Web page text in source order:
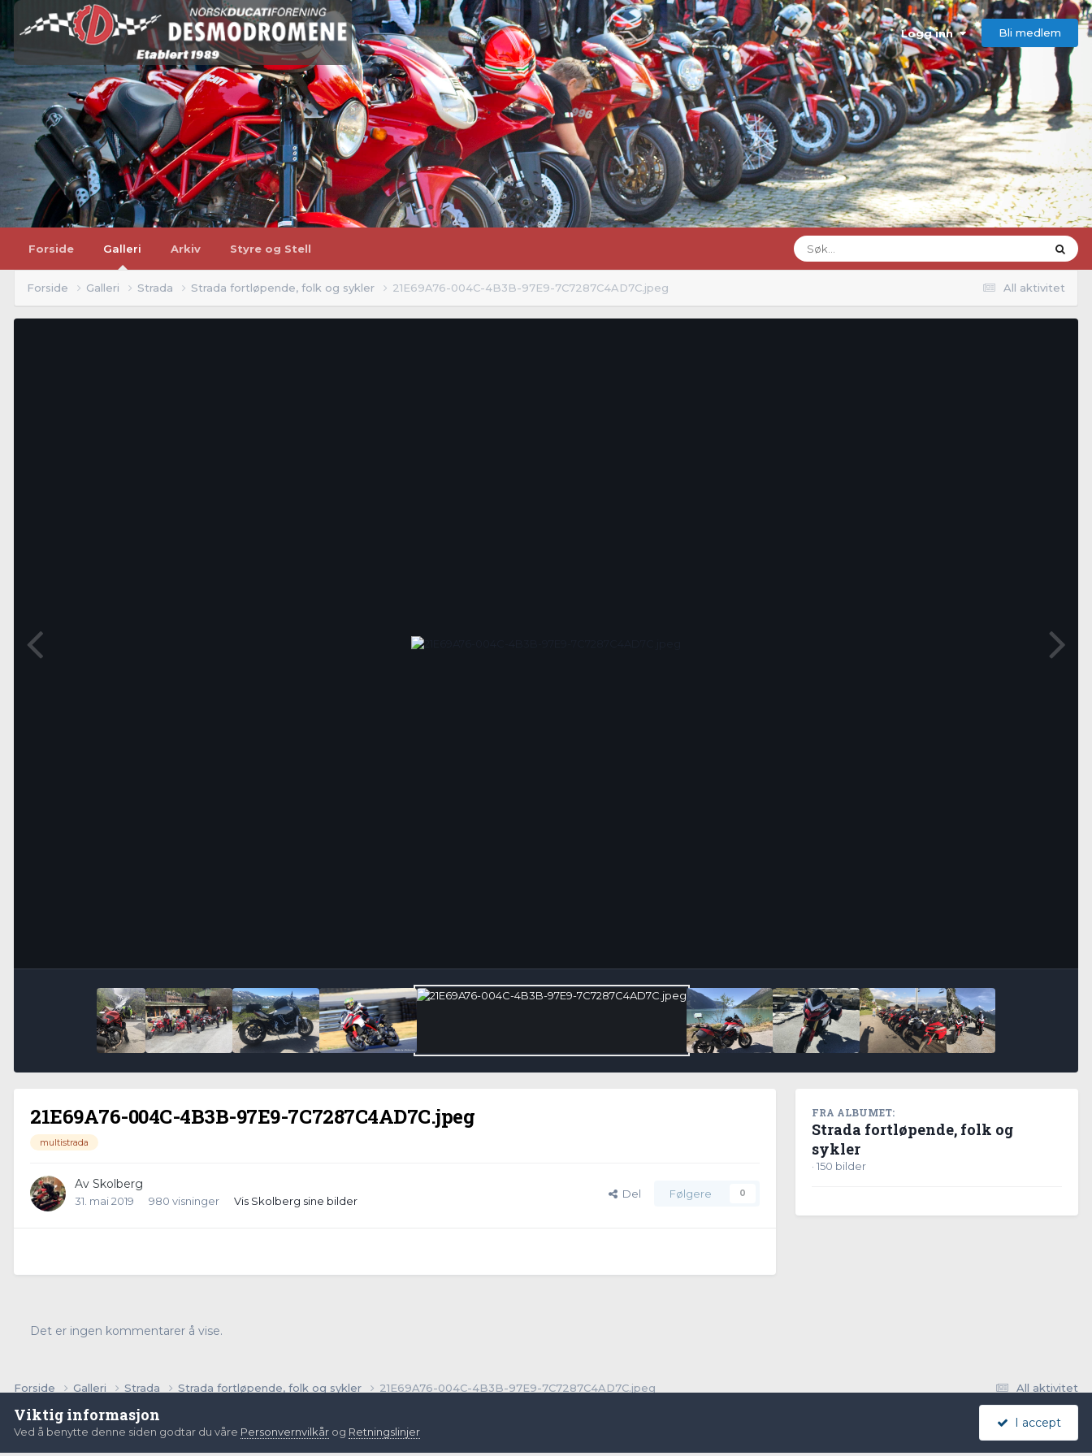
Logg inn Bli medlem
Forside Galleri Arkiv Styre og Stell
All aktivitet
Forside Galleri Strada Strada fortløpende, folk og sykler 21E69A76-004C-4B3B-97E9-7C7287C4AD7C.jpeg
21E69A76-004C-4B3B-97E9-7C7287C4AD7C.jpeg
multistrada
Av Skolberg
31. mai 2019 980 visninger Vis Skolberg sine bilder
Del Følgere 0
FRA ALBUMET:
Strada fortløpende, folk og
sykler
· 150 bilder
Det er ingen kommentarer å vise.
All aktivitet
Forside Galleri Strada Strada fortløpende, folk og sykler 21E69A76-004C-4B3B-97E9-7C7287C4AD7C.jpeg
Viktig informasjon
Ved å benytte denne siden godtar du våre Personvernvilkår og Retningslinjer
I accept